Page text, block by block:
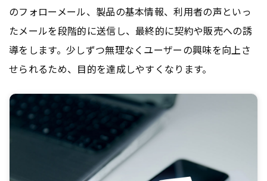
のフォローメール、製品の基本情報、利用者の声といっ
たメールを段階的に送信し、最終的に契約や販売への誘
導をします。少しずつ無理なくユーザーの興味を向上さ
せられるため、目的を達成しやすくなります。